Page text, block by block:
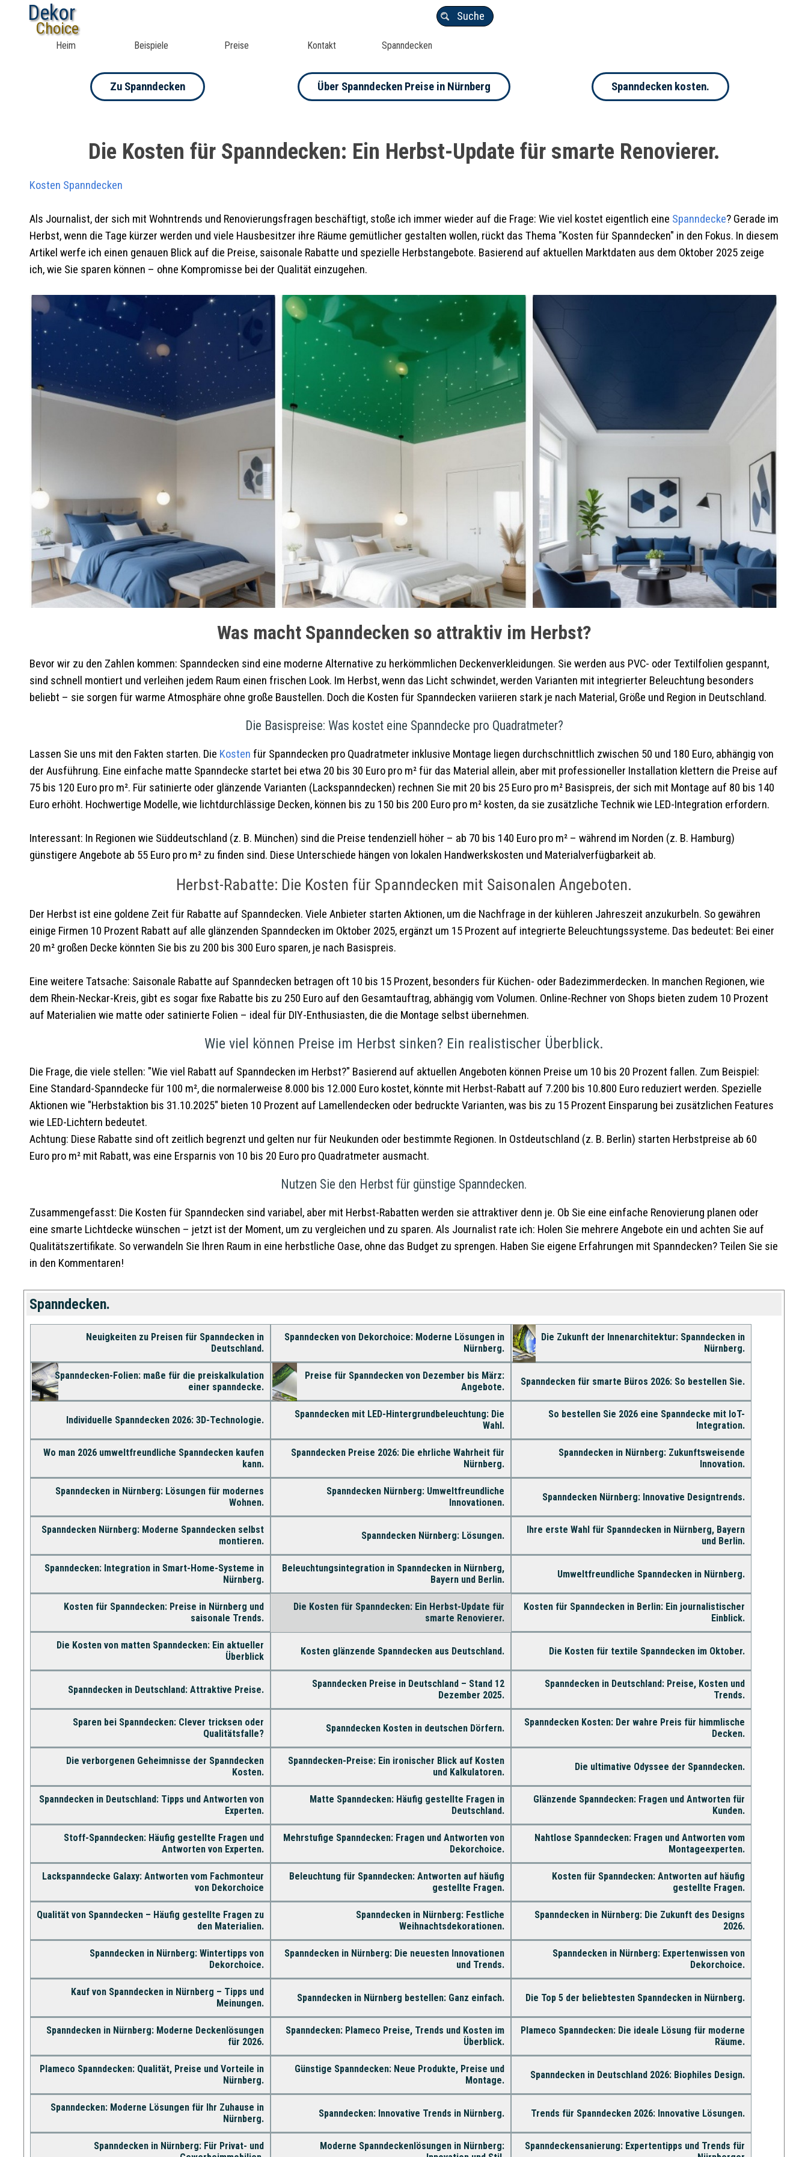
Heim Beispiele Preise Kontakt Spanndecken
Dekor
Choice
Suche
Zu Spanndecken Über Spanndecken Preise in Nürnberg Spanndecken kosten.
Die Kosten für Spanndecken: Ein Herbst-Update für smarte Renovierer.
Kosten Spanndecken
Als Journalist, der sich mit Wohntrends und Renovierungsfragen beschäftigt, stoße ich immer wieder auf die Frage: Wie viel kostet eigentlich eine Spanndecke? Gerade im
Herbst, wenn die Tage kürzer werden und viele Hausbesitzer ihre Räume gemütlicher gestalten wollen, rückt das Thema "Kosten für Spanndecken" in den Fokus. In diesem
Artikel werfe ich einen genauen Blick auf die Preise, saisonale Rabatte und spezielle Herbstangebote. Basierend auf aktuellen Marktdaten aus dem Oktober 2025 zeige
ich, wie Sie sparen können – ohne Kompromisse bei der Qualität einzugehen.
Was macht Spanndecken so attraktiv im Herbst?
Bevor wir zu den Zahlen kommen: Spanndecken sind eine moderne Alternative zu herkömmlichen Deckenverkleidungen. Sie werden aus PVC- oder Textilfolien gespannt,
sind schnell montiert und verleihen jedem Raum einen frischen Look. Im Herbst, wenn das Licht schwindet, werden Varianten mit integrierter Beleuchtung besonders
beliebt – sie sorgen für warme Atmosphäre ohne große Baustellen. Doch die Kosten für Spanndecken variieren stark je nach Material, Größe und Region in Deutschland.
Die Basispreise: Was kostet eine Spanndecke pro Quadratmeter?
Lassen Sie uns mit den Fakten starten. Die Kosten für Spanndecken pro Quadratmeter inklusive Montage liegen durchschnittlich zwischen 50 und 180 Euro, abhängig von
der Ausführung. Eine einfache matte Spanndecke startet bei etwa 20 bis 30 Euro pro m² für das Material allein, aber mit professioneller Installation klettern die Preise auf
75 bis 120 Euro pro m². Für satinierte oder glänzende Varianten (Lackspanndecken) rechnen Sie mit 20 bis 25 Euro pro m² Basispreis, der sich mit Montage auf 80 bis 140
Euro erhöht. Hochwertige Modelle, wie lichtdurchlässige Decken, können bis zu 150 bis 200 Euro pro m² kosten, da sie zusätzliche Technik wie LED-Integration erfordern.
Interessant: In Regionen wie Süddeutschland (z. B. München) sind die Preise tendenziell höher – ab 70 bis 140 Euro pro m² – während im Norden (z. B. Hamburg)
günstigere Angebote ab 55 Euro pro m² zu finden sind. Diese Unterschiede hängen von lokalen Handwerkskosten und Materialverfügbarkeit ab.
Herbst-Rabatte: Die Kosten für Spanndecken mit Saisonalen Angeboten.
Der Herbst ist eine goldene Zeit für Rabatte auf Spanndecken. Viele Anbieter starten Aktionen, um die Nachfrage in der kühleren Jahreszeit anzukurbeln. So gewähren
einige Firmen 10 Prozent Rabatt auf alle glänzenden Spanndecken im Oktober 2025, ergänzt um 15 Prozent auf integrierte Beleuchtungssysteme. Das bedeutet: Bei einer
20 m² großen Decke könnten Sie bis zu 200 bis 300 Euro sparen, je nach Basispreis.
Eine weitere Tatsache: Saisonale Rabatte auf Spanndecken betragen oft 10 bis 15 Prozent, besonders für Küchen- oder Badezimmerdecken. In manchen Regionen, wie
dem Rhein-Neckar-Kreis, gibt es sogar fixe Rabatte bis zu 250 Euro auf den Gesamtauftrag, abhängig vom Volumen. Online-Rechner von Shops bieten zudem 10 Prozent
auf Materialien wie matte oder satinierte Folien – ideal für DIY-Enthusiasten, die die Montage selbst übernehmen.
Wie viel können Preise im Herbst sinken? Ein realistischer Überblick.
Die Frage, die viele stellen: "Wie viel Rabatt auf Spanndecken im Herbst?" Basierend auf aktuellen Angeboten können Preise um 10 bis 20 Prozent fallen. Zum Beispiel:
Eine Standard-Spanndecke für 100 m², die normalerweise 8.000 bis 12.000 Euro kostet, könnte mit Herbst-Rabatt auf 7.200 bis 10.800 Euro reduziert werden. Spezielle
Aktionen wie "Herbstaktion bis 31.10.2025" bieten 10 Prozent auf Lamellendecken oder bedruckte Varianten, was bis zu 15 Prozent Einsparung bei zusätzlichen Features
wie LED-Lichtern bedeutet.
Achtung: Diese Rabatte sind oft zeitlich begrenzt und gelten nur für Neukunden oder bestimmte Regionen. In Ostdeutschland (z. B. Berlin) starten Herbstpreise ab 60
Euro pro m² mit Rabatt, was eine Ersparnis von 10 bis 20 Euro pro Quadratmeter ausmacht.
Nutzen Sie den Herbst für günstige Spanndecken.
Zusammengefasst: Die Kosten für Spanndecken sind variabel, aber mit Herbst-Rabatten werden sie attraktiver denn je. Ob Sie eine einfache Renovierung planen oder
eine smarte Lichtdecke wünschen – jetzt ist der Moment, um zu vergleichen und zu sparen. Als Journalist rate ich: Holen Sie mehrere Angebote ein und achten Sie auf
Qualitätszertifikate. So verwandeln Sie Ihren Raum in eine herbstliche Oase, ohne das Budget zu sprengen. Haben Sie eigene Erfahrungen mit Spanndecken? Teilen Sie sie
in den Kommentaren!
Spanndecken.
Neuigkeiten zu Preisen für Spanndecken in
Deutschland.
Spanndecken von Dekorchoice: Moderne Lösungen in
Nürnberg.
Die Zukunft der Innenarchitektur: Spanndecken in
Nürnberg.
Spanndecken-Folien: maße für die preiskalkulation
einer spanndecke.
Preise für Spanndecken von Dezember bis März:
Angebote.
Spanndecken für smarte Büros 2026: So bestellen Sie.
Individuelle Spanndecken 2026: 3D-Technologie.
Spanndecken mit LED-Hintergrundbeleuchtung: Die
Wahl.
So bestellen Sie 2026 eine Spanndecke mit IoT-
Integration.
Wo man 2026 umweltfreundliche Spanndecken kaufen
kann.
Spanndecken Preise 2026: Die ehrliche Wahrheit für
Nürnberg.
Spanndecken in Nürnberg: Zukunftsweisende
Innovation.
Spanndecken in Nürnberg: Lösungen für modernes
Wohnen.
Spanndecken Nürnberg: Umweltfreundliche
Innovationen.
Spanndecken Nürnberg: Innovative Designtrends.
Spanndecken Nürnberg: Moderne Spanndecken selbst
montieren.
Spanndecken Nürnberg: Lösungen.
Ihre erste Wahl für Spanndecken in Nürnberg, Bayern
und Berlin.
Spanndecken: Integration in Smart-Home-Systeme in
Nürnberg.
Beleuchtungsintegration in Spanndecken in Nürnberg,
Bayern und Berlin.
Umweltfreundliche Spanndecken in Nürnberg.
Kosten für Spanndecken: Preise in Nürnberg und
saisonale Trends.
Die Kosten für Spanndecken: Ein Herbst-Update für
smarte Renovierer.
Kosten für Spanndecken in Berlin: Ein journalistischer
Einblick.
Die Kosten von matten Spanndecken: Ein aktueller
Überblick
Kosten glänzende Spanndecken aus Deutschland. Die Kosten für textile Spanndecken im Oktober.
Spanndecken in Deutschland: Attraktive Preise.
Spanndecken Preise in Deutschland – Stand 12
Dezember 2025.
Spanndecken in Deutschland: Preise, Kosten und
Trends.
Sparen bei Spanndecken: Clever tricksen oder
Qualitätsfalle?
Spanndecken Kosten in deutschen Dörfern.
Spanndecken Kosten: Der wahre Preis für himmlische
Decken.
Die verborgenen Geheimnisse der Spanndecken
Kosten.
Spanndecken-Preise: Ein ironischer Blick auf Kosten
und Kalkulatoren.
Die ultimative Odyssee der Spanndecken.
Spanndecken in Deutschland: Tipps und Antworten von
Experten.
Matte Spanndecken: Häufig gestellte Fragen in
Deutschland.
Glänzende Spanndecken: Fragen und Antworten für
Kunden.
Stoff-Spanndecken: Häufig gestellte Fragen und
Antworten von Experten.
Mehrstufige Spanndecken: Fragen und Antworten von
Dekorchoice.
Nahtlose Spanndecken: Fragen und Antworten vom
Montageexperten.
Lackspanndecke Galaxy: Antworten vom Fachmonteur
von Dekorchoice
Beleuchtung für Spanndecken: Antworten auf häufig
gestellte Fragen.
Kosten für Spanndecken: Antworten auf häufig
gestellte Fragen.
Qualität von Spanndecken – Häufig gestellte Fragen zu
den Materialien.
Spanndecken in Nürnberg: Festliche
Weihnachtsdekorationen.
Spanndecken in Nürnberg: Die Zukunft des Designs
2026.
Spanndecken in Nürnberg: Wintertipps von
Dekorchoice.
Spanndecken in Nürnberg: Die neuesten Innovationen
und Trends.
Spanndecken in Nürnberg: Expertenwissen von
Dekorchoice.
Kauf von Spanndecken in Nürnberg – Tipps und
Meinungen.
Spanndecken in Nürnberg bestellen: Ganz einfach. Die Top 5 der beliebtesten Spanndecken in Nürnberg.
Spanndecken in Nürnberg: Moderne Deckenlösungen
für 2026.
Spanndecken: Plameco Preise, Trends und Kosten im
Überblick.
Plameco Spanndecken: Die ideale Lösung für moderne
Räume.
Plameco Spanndecken: Qualität, Preise und Vorteile in
Nürnberg.
Günstige Spanndecken: Neue Produkte, Preise und
Montage.
Spanndecken in Deutschland 2026: Biophiles Design.
Spanndecken: Moderne Lösungen für Ihr Zuhause in
Nürnberg.
Spanndecken: Innovative Trends in Nürnberg. Trends für Spanndecken 2026: Innovative Lösungen.
Spanndecken in Nürnberg: Für Privat- und
Moderne Spanndeckenlösungen in Nürnberg:
Spanndeckensanierung: Expertentipps und Trends für